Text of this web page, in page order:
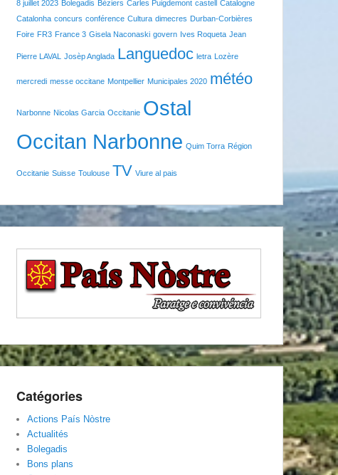
8 juillet 2023 Bolegadis Béziers Carles Puigdemont castell Catalogne
Catalonha concurs conférence Cultura dimecres Durban-Corbières
Foire FR3 France 3 Gisela Naconaski govern Ives Roqueta Jean
Pierre LAVAL Josèp Anglada Languedoc letra Lozère
mercredi messe occitane Montpellier Municipales 2020 météo
Narbonne Nicolas Garcia Occitanie Ostal
Occitan Narbonne Quim Torra Région
Occitanie Suisse Toulouse TV Viure al pais
Catégories
Actions País Nòstre
Actualités
Bolegadis
Bons plans